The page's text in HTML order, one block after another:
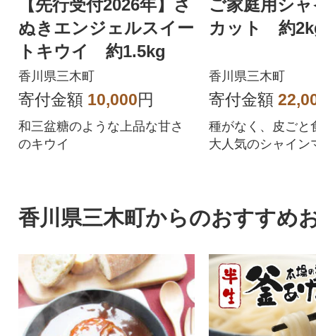
【先行受付2026年】さ
ぬきエンジェルスイー
トキウイ 約1.5kg
香川県三木町
寄付金額 10,000円
和三盆糖のような上品な甘さ
のキウイ
ご家庭用シ
カット 約
香川県三木町
寄付金額
種がなく、皮ごと
大人気のシャイン
香川県三木町からのおすすめ